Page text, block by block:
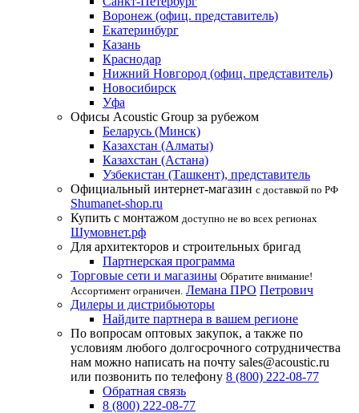
Воронеж (офиц. представитель)
Екатеринбург
Казань
Краснодар
Нижний Новгород (офиц. представитель)
Новосибирск
Уфа
Офисы Acoustic Group за рубежом
Беларусь (Минск)
Казахстан (Алматы)
Казахстан (Астана)
Узбекистан (Ташкент), представитель
Официальный интернет-магазин с доставкой по РФ
Shumanet-shop.ru
Купить с монтажом доступно не во всех регионах
Шумовнет.рф
Для архитекторов и строительных бригад
Партнерская программа
Торговые сети и магазины Обратите внимание!
Ассортимент ограничен. Лемана ПРО Петрович
Дилеры и дистрибьюторы
Найдите партнера в вашем регионе
По вопросам оптовых закупок, а также по
условиям любого долгосрочного сотрудничества
нам можно написать на почту sales@acoustic.ru
или позвонить по телефону 8 (800) 222-08-77
Обратная связь
8 (800) 222-08-77